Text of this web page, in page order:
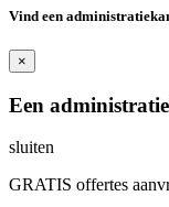
Vind een
×
Een
sluiten
GRATIS offertes